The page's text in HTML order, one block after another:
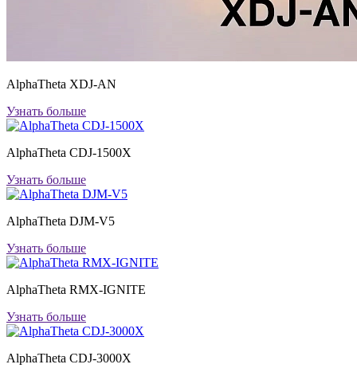
AlphaTheta XDJ-AN
Узнать больше
AlphaTheta CDJ-1500X
Узнать больше
AlphaTheta DJM-V5
Узнать больше
AlphaTheta RMX-IGNITE
Узнать больше
AlphaTheta CDJ-3000X